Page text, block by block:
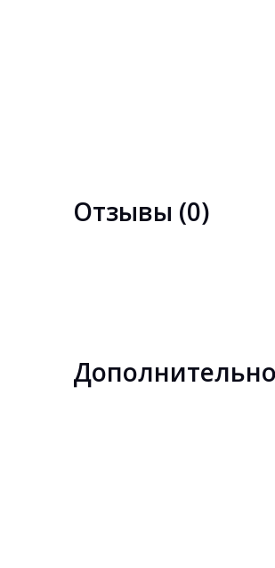
Отзывы (0)